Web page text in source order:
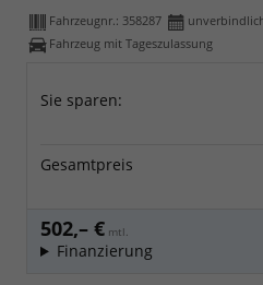
Fahrzeugnr.: 358287
Fahrzeug mit Tageszulassung
Sie sparen:
Gesamtpreis
502,– € mtl.
Finanzierung